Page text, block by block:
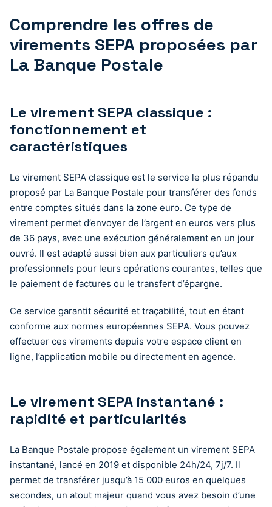
Comprendre les offres de
virements SEPA proposées par
La Banque Postale
Le virement SEPA classique :
fonctionnement et
caractéristiques
Le virement SEPA classique est le service le plus répandu
proposé par La Banque Postale pour transférer des fonds
entre comptes situés dans la zone euro. Ce type de
virement permet d’envoyer de l’argent en euros vers plus
de 36 pays, avec une exécution généralement en un jour
ouvré. Il est adapté aussi bien aux particuliers qu’aux
professionnels pour leurs opérations courantes, telles que
le paiement de factures ou le transfert d’épargne.
Ce service garantit sécurité et traçabilité, tout en étant
conforme aux normes européennes SEPA. Vous pouvez
effectuer ces virements depuis votre espace client en
ligne, l’application mobile ou directement en agence.
Le virement SEPA instantané :
rapidité et particularités
La Banque Postale propose également un virement SEPA
instantané, lancé en 2019 et disponible 24h/24, 7j/7. Il
permet de transférer jusqu’à 15 000 euros en quelques
secondes, un atout majeur quand vous avez besoin d’une